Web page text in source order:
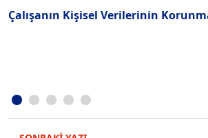
Çalışanın Kişisel Verilerinin